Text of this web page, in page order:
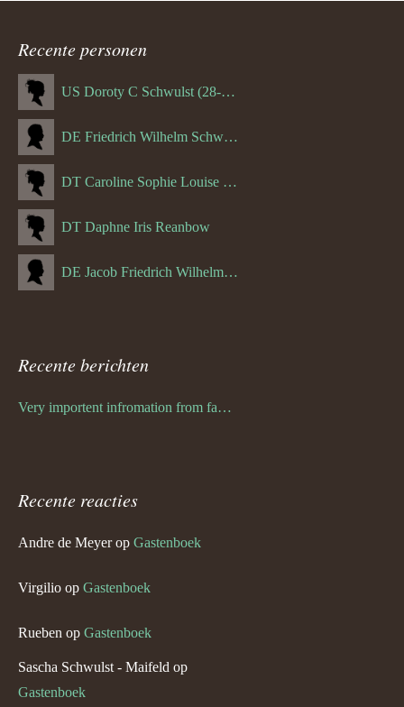
Recente personen
US Doroty C Schwulst (28-12-1919)
DE Friedrich Wilhelm Schwulst
DT Caroline Sophie Louise Schreuder born Schwulst (13-05-1866)
DT Daphne Iris Reanbow
DE Jacob Friedrich Wilhelm Hurth
Recente berichten
Very importent infromation from family Schwulst
Recente reacties
Andre de Meyerop Gastenboek
Virgilio op Gastenboek
Rueben op Gastenboek
Sascha Schwulst - Maifeld op
Gastenboek